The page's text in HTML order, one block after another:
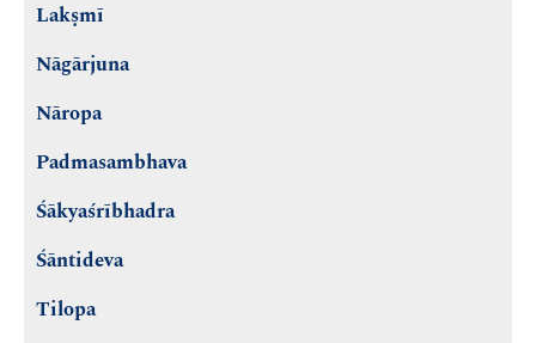
Lakṣmī
Nāgārjuna
Nāropa
Padmasambhava
Śākyaśrībhadra
Śāntideva
Tilopa